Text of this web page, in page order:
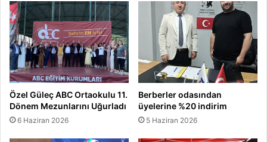
e
r
e
r
c
i
l
d
i
t
e
h
Özel Güleç ABC Ortaokulu 11.
Dönem Mezunlarını Uğurladı
6 Haziran 2026
Berberler odasından
üyelerine %20 indirim
5 Haziran 2026